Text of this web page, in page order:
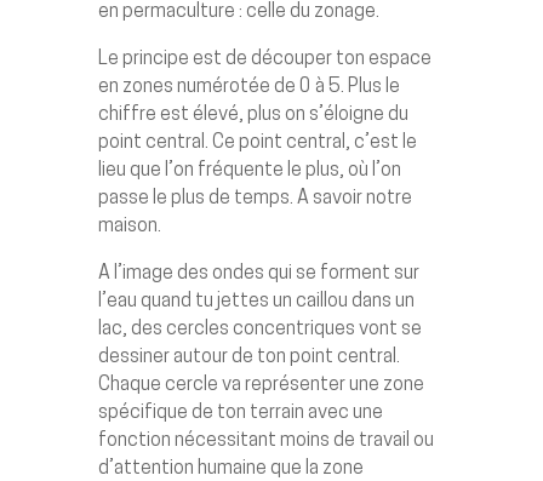
en permaculture : celle du zonage.
Le principe est de découper ton espace
en zones numérotée de 0 à 5. Plus le
chiffre est élevé, plus on s’éloigne du
point central. Ce point central, c’est le
lieu que l’on fréquente le plus, où l’on
passe le plus de temps. A savoir notre
maison.
A l’image des ondes qui se forment sur
l’eau quand tu jettes un caillou dans un
lac, des cercles concentriques vont se
dessiner autour de ton point central.
Chaque cercle va représenter une zone
spécifique de ton terrain avec une
fonction nécessitant moins de travail ou
d’attention humaine que la zone